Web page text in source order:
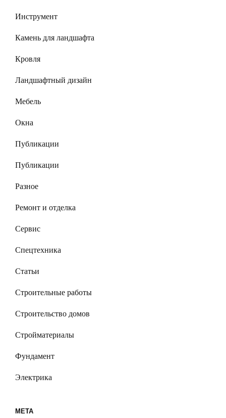
Инструмент
Камень для ландшафта
Кровля
Ландшафтный дизайн
Мебель
Окна
Публикации
Публикации
Разное
Ремонт и отделка
Сервис
Спецтехника
Статьи
Строительные работы
Строительство домов
Стройматериалы
Фундамент
Электрика
МЕТА